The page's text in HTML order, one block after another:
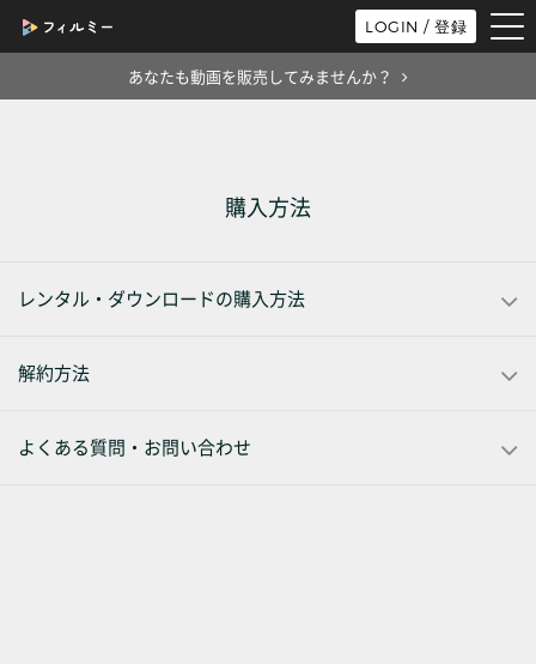
LOGIN / 登録
あなたも動画を販売してみませんか？
購入方法
レンタル・ダウンロードの購入方法
解約方法
よくある質問・お問い合わせ